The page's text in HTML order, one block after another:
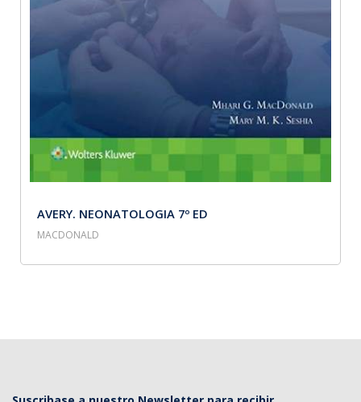
AVERY. NEONATOLOGIA 7º ED
MACDONALD